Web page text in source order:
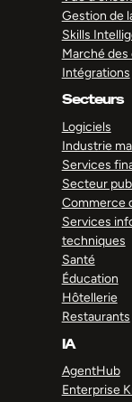
Gestion de
Skills
Marché
Intégrations
Secteurs
Logiciels
Industrie
Services
Secteur
Commerce
Services
techniques
Santé
Éducation
Hôtellerie
Restaurants
IA
AgentHub
Enterprise